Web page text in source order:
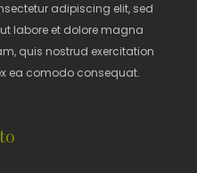
adipiscing elit, sed
labore et dolore magna
quis nostrud exercitation
ea comodo consequat.